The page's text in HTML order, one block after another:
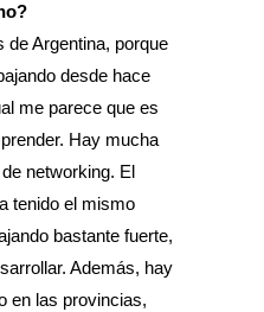
de Argentina, porque
desde hace
me parece que es
Hay mucha
networking. El
tenido el mismo
bastante fuerte,
Además, hay
en las provincias,